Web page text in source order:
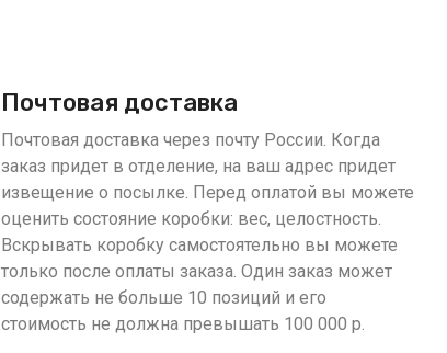
Почтовая доставка
Почтовая доставка через почту России. Когда
заказ придет в отделение, на ваш адрес придет
извещение о посылке. Перед оплатой вы можете
оценить состояние коробки: вес, целостность.
Вскрывать коробку самостоятельно вы можете
только после оплаты заказа. Один заказ может
содержать не больше 10 позиций и его
стоимость не должна превышать 100 000 р.